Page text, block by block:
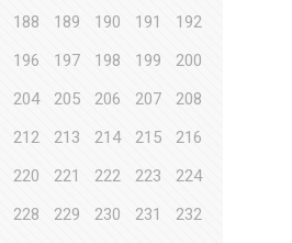
188 189 190 191
192
196 197 198 199
200
204 205 206 207
208
212 213 214 215
216
220 221 222 223
224
228 229 230 231
232